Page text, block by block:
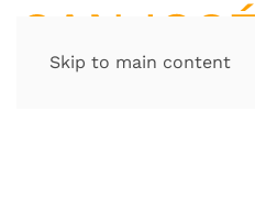
Skip to main content